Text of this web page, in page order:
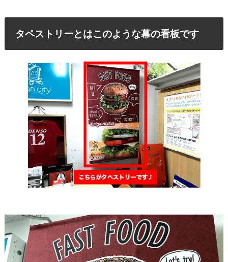
タペストリーとはこのような幕の看板です